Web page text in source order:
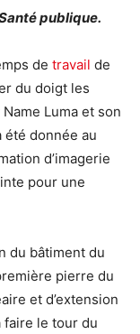
publique.
de travail de
du doigt les
Luma et son
donnée au
d’imagerie
pour une
du bâtiment du
pierre du
et d’extension
faire le tour du